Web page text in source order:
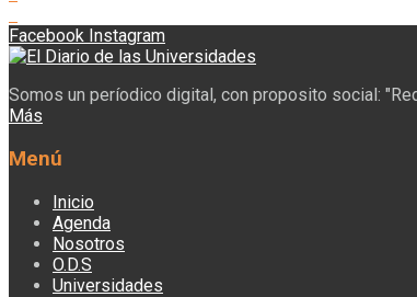
Facebook Instagram
Somos un períodico digital, con proposito social:
Más
Menú
Inicio
Agenda
Nosotros
O.D.S
Universidades